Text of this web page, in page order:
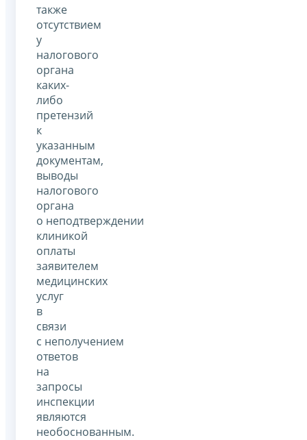
также
отсутствием
у
налогового
органа
каких-
либо
претензий
к
указанным
документам,
выводы
налогового
органа
о неподтверждении
клиникой
оплаты
заявителем
медицинских
услуг
в
связи
с неполучением
ответов
на
запросы
инспекции
являются
необоснованным.